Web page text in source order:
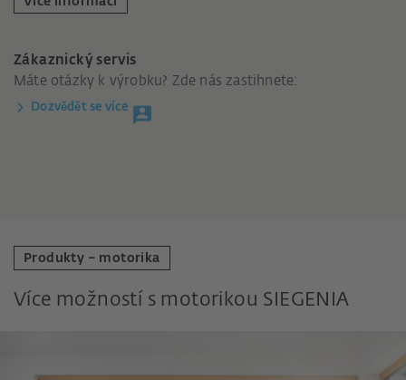
Zákaznický servis
Máte otázky k výrobku? Zde nás zastihnete:
Dozvědět se více
Produkty – motorika
Více možností s motorikou SIEGENIA